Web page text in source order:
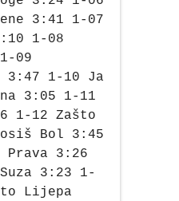
3:41 1-07
1-08
09
3:47 1-10 Ja
3:05 1-11
1-12 Zašto
Bol 3:45
Prava 3:26
3:23 1-
Lijepa